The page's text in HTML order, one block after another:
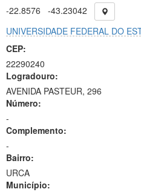
-22.8576
-43.23042
UNIVERSIDADE FEDERAL DO
CEP:
22290240
Logradouro:
AVENIDA PASTEUR, 296
Número:
-
Complemento:
-
Bairro:
URCA
Município: